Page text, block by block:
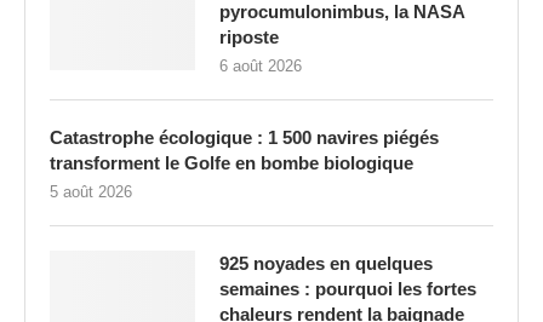
pyrocumulonimbus, la NASA
riposte
6 août 2026
Catastrophe écologique : 1 500 navires piégés
transforment le Golfe en bombe biologique
5 août 2026
925 noyades en quelques
semaines : pourquoi les fortes
chaleurs rendent la baignade